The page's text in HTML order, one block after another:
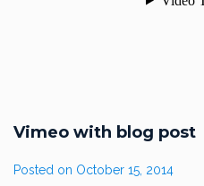
Vimeo with blog post
Posted on October 15, 2014